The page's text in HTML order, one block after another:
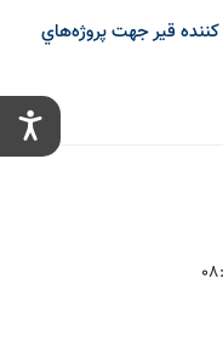
1405/05/07
مجلس از واحدهای تولیدی
پیگیری مشکلات صنعتگران
در شهرک صنعتی بیلوردی
قير جهت پروژه‌هاي